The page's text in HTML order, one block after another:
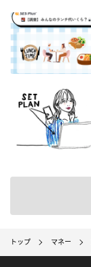
トップ マネー